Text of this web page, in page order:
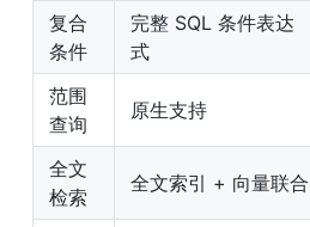
复合
条件
完整 SQL 条件表达
式
范围
查询
原生支持
全文
检索
全文索引 + 向量联合